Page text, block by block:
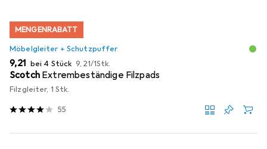
MENGENRABATT
Möbelgleiter + Schutzpuffer
EUR
9,21 bei 4 Stück EUR
9,21/1Stk.
Scotch Extrembeständige Filzpads
Filzgleiter, 1 Stk.
55